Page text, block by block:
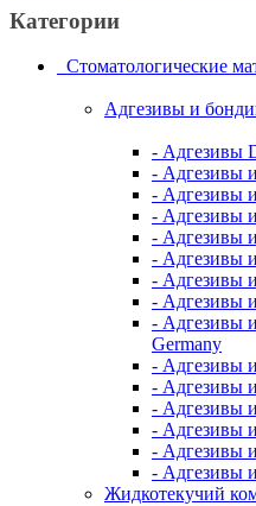
Категории
Стоматологические
Адгезивы и
- Адгезивы
- Адгезивы
- Адгезивы
- Адгезивы
- Адгезивы
- Адгезивы
- Адгезивы
- Адгезивы
- Адгезивы
Germany
- Адгезивы
- Адгезивы
- Адгезивы
- Адгезивы
- Адгезивы
- Адгезивы
Жидкотекучий